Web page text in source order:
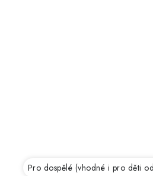
Pro dospělé (vhodné i pro děti od